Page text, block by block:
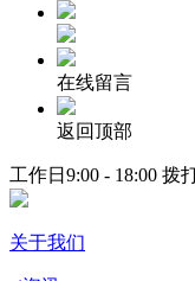
在线留言
返回顶部
工作日9:00 - 18:00 拨
关于我们